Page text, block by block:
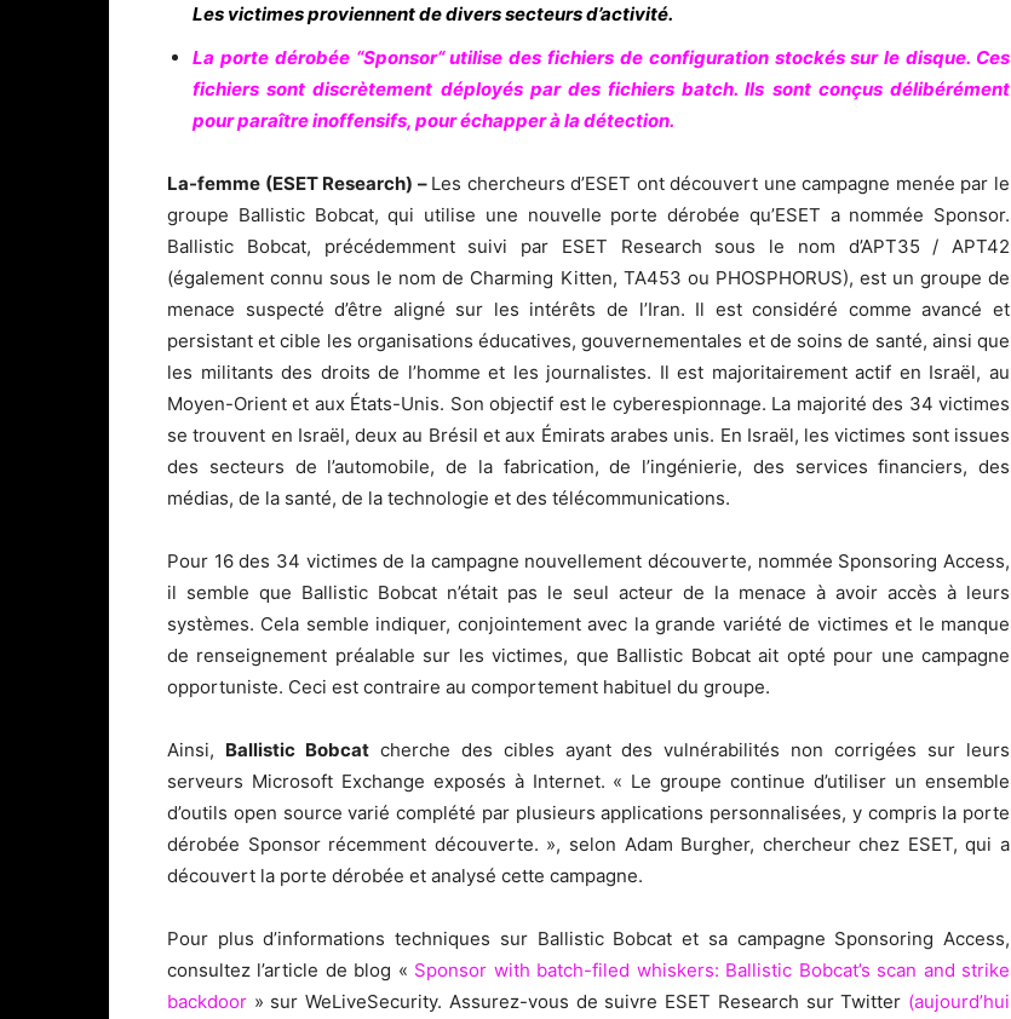
Les victimes proviennent de divers secteurs d’activité.
La porte dérobée “Sponsor“ utilise des fichiers de configuration stockés sur le disque. Ces
fichiers sont discrètement déployés par des fichiers batch. Ils sont conçus délibérément
pour paraître inoffensifs, pour échapper à la détection.
La-femme (ESET Research) – Les chercheurs d’ESET ont découvert une campagne menée par le
groupe Ballistic Bobcat, qui utilise une nouvelle porte dérobée qu’ESET a nommée Sponsor.
Ballistic Bobcat, précédemment suivi par ESET Research sous le nom d’APT35 / APT42
(également connu sous le nom de Charming Kitten, TA453 ou PHOSPHORUS), est un groupe de
menace suspecté d’être aligné sur les intérêts de l’Iran. Il est considéré comme avancé et
persistant et cible les organisations éducatives, gouvernementales et de soins de santé, ainsi que
les militants des droits de l’homme et les journalistes. Il est majoritairement actif en Israël, au
Moyen-Orient et aux États-Unis. Son objectif est le cyberespionnage. La majorité des 34 victimes
se trouvent en Israël, deux au Brésil et aux Émirats arabes unis. En Israël, les victimes sont issues
des secteurs de l’automobile, de la fabrication, de l’ingénierie, des services financiers, des
médias, de la santé, de la technologie et des télécommunications.
Pour 16 des 34 victimes de la campagne nouvellement découverte, nommée Sponsoring Access,
il semble que Ballistic Bobcat n’était pas le seul acteur de la menace à avoir accès à leurs
systèmes. Cela semble indiquer, conjointement avec la grande variété de victimes et le manque
de renseignement préalable sur les victimes, que Ballistic Bobcat ait opté pour une campagne
opportuniste. Ceci est contraire au comportement habituel du groupe.
Ainsi, Ballistic Bobcatcherche des cibles ayant des vulnérabilités non corrigées sur leurs
serveurs Microsoft Exchange exposés à Internet. « Le groupe continue d’utiliser un ensemble
d’outils open source varié complété par plusieurs applications personnalisées, y compris la porte
dérobée Sponsor récemment découverte. », selon Adam Burgher, chercheur chez ESET, qui a
découvert la porte dérobée et analysé cette campagne.
Pour plus d’informations techniques sur Ballistic Bobcat et sa campagne Sponsoring Access,
consultez l’article de blog « Sponsor with batch-filed whiskers: Ballistic Bobcat’s scan and strike
backdoor » sur WeLiveSecurity. Assurez-vous de suivre ESET Research sur Twitter (aujourd’hui